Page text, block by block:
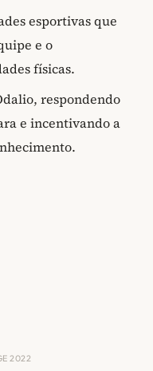
esportivas que
e o
físicas.
respondendo
e incentivando a
2022